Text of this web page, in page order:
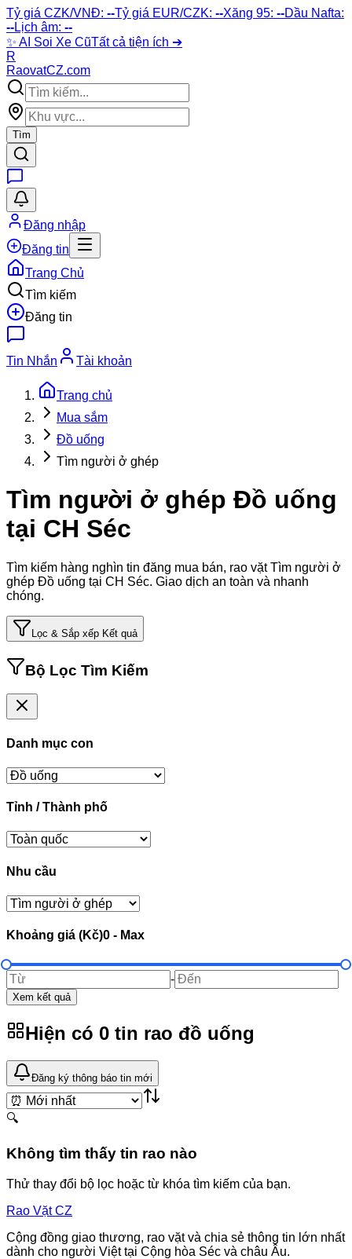
Tỷ giá CZK/VNĐ: --Tỷ giá EUR/CZK: --Xăng 95: --Dầu Nafta:
--Lịch âm: --
✨ AI Soi Xe CũTất cả tiện ích ➔
R
RaovatCZ.com
Tìm
Đăng nhập
Đăng tin
Trang Chủ
Tìm kiếm
Đăng tin
Tin Nhắn Tài khoản
Trang chủ
Mua sắm
Đồ uống
Tìm người ở ghép
Tìm người ở ghép Đồ uống
tại CH Séc
Tìm kiếm hàng nghìn tin đăng mua bán, rao vặtTìm người ở
ghép Đồ uống tại CH Séc. Giao dịch an toàn và nhanh
chóng.
Lọc & Sắp xếp Kết quả
Bộ Lọc Tìm Kiếm
Danh mục con
Tỉnh / Thành phố
Nhu cầu
Khoảng giá (Kč)0 - Max
-
Xem kết quả
Hiện có 0 tin rao đồ uống
Đăng ký thông báo tin mới
🔍
Không tìm thấy tin rao nào
Thử thay đổi bộ lọc hoặc từ khóa tìm kiếm của bạn.
Rao VặtCZ
Cộng đồng giao thương, rao vặt và chia sẻ thông tin lớn nhất
dành cho người Việt tại Cộng hòa Séc và châu Âu.